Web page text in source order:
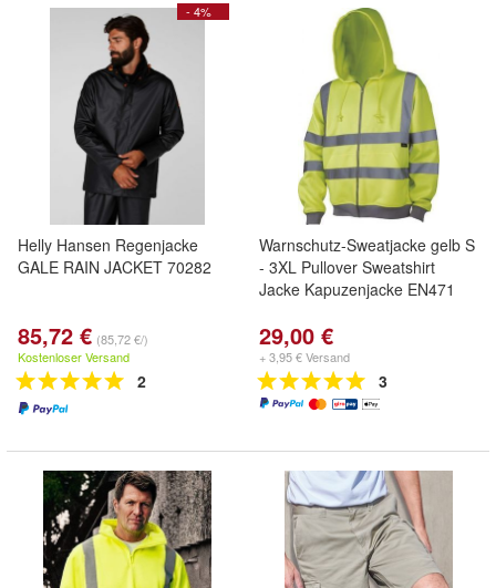
- 4%
Helly Hansen Regenjacke
GALE RAIN JACKET 70282
85,72 € (85,72 €/)
Kostenloser Versand
2
Warnschutz-Sweatjacke gelb S
- 3XL Pullover Sweatshirt
Jacke Kapuzenjacke EN471
29,00 €
+ 3,95 € Versand
3